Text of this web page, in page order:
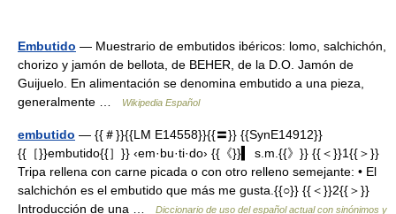
Embutido — Muestrario de embutidos ibéricos: lomo, salchichón,
chorizo y jamón de bellota, de BEHER, de la D.O. Jamón de
Guijuelo. En alimentación se denomina embutido a una pieza,
generalmente …
Wikipedia Español
embutido — {{＃}}{{LM E14558}}{{〓}} {{SynE14912}}
{{［}}embutido{{］}} ‹em·bu·ti·do› {{《}}▍ s.m.{{》}} {{＜}}1{{＞}}
Tripa rellena con carne picada o con otro relleno semejante: • El
salchichón es el embutido que más me gusta.{{○}} {{＜}}2{{＞}}
Introducción de una …
Diccionario de uso del español actual con sinónimos y